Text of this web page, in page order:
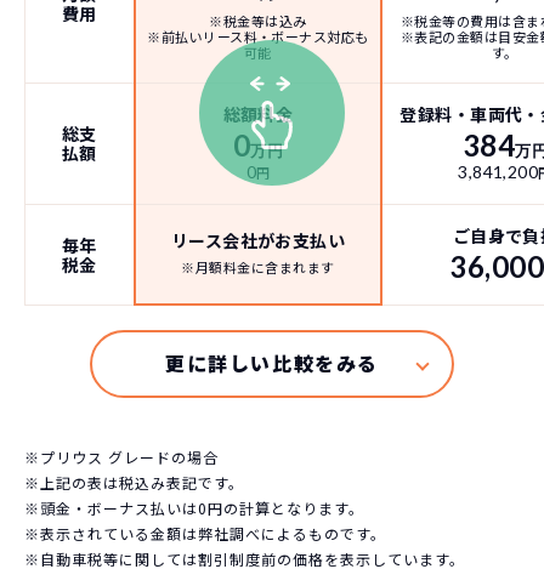
費用
※税金等は込み
※前払いリース料・ボーナス対応も
可能
※税金等の費用は含ま
※表記の金額は目安金
す。
総支
払額
総額料金
0万円
0円
登録料・車両代
384万
3,841,200
毎年
税金
リース会社がお支払い
※月額料金に含まれます
ご自身で
36,000
※プリウス グレードの場合
※上記の表は税込み表記です。
※頭金・ボーナス払いは0円の計算となります。
※表示されている金額は弊社調べによるものです。
※自動車税等に関しては割引制度前の価格を表示しています。